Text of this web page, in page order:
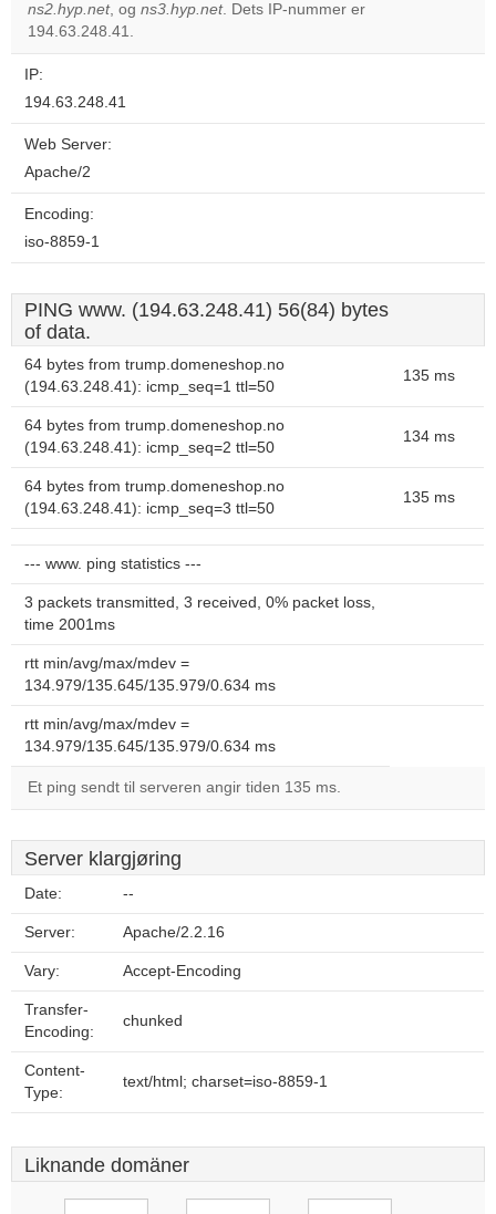
own this
ns2.hyp.net, og ns3.hyp.net. Dets IP-nummer er
194.63.248.41.
IP:
194.63.248.41
Web Server:
Apache/2
Encoding:
iso-8859-1
PING www. (194.63.248.41) 56(84) bytes
of data.
64 bytes from trump.domeneshop.no
(194.63.248.41): icmp_seq=1 ttl=50
135 ms
64 bytes from trump.domeneshop.no
(194.63.248.41): icmp_seq=2 ttl=50
134 ms
64 bytes from trump.domeneshop.no
(194.63.248.41): icmp_seq=3 ttl=50
135 ms
--- www. ping statistics ---
3 packets transmitted, 3 received, 0% packet loss,
time 2001ms
rtt min/avg/max/mdev =
134.979/135.645/135.979/0.634 ms
rtt min/avg/max/mdev =
134.979/135.645/135.979/0.634 ms
Et ping sendt til serveren angir tiden 135 ms.
Server klargjøring
Date: --
Server: Apache/2.2.16
Vary: Accept-Encoding
Transfer-
Encoding:
chunked
Content-
Type:
text/html; charset=iso-8859-1
Liknande domäner